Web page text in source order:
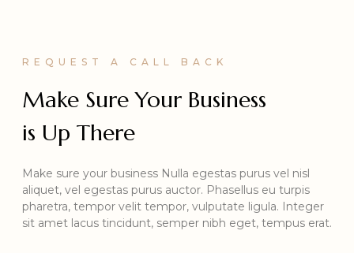
REQUEST A CALL BACK
Make Sure Your Business
is Up There
Make sure your business Nulla egestas purus vel nisl
aliquet, vel egestas purus auctor. Phasellus eu turpis
pharetra, tempor velit tempor, vulputate ligula. Integer
sit amet lacus tincidunt, semper nibh eget, tempus erat.